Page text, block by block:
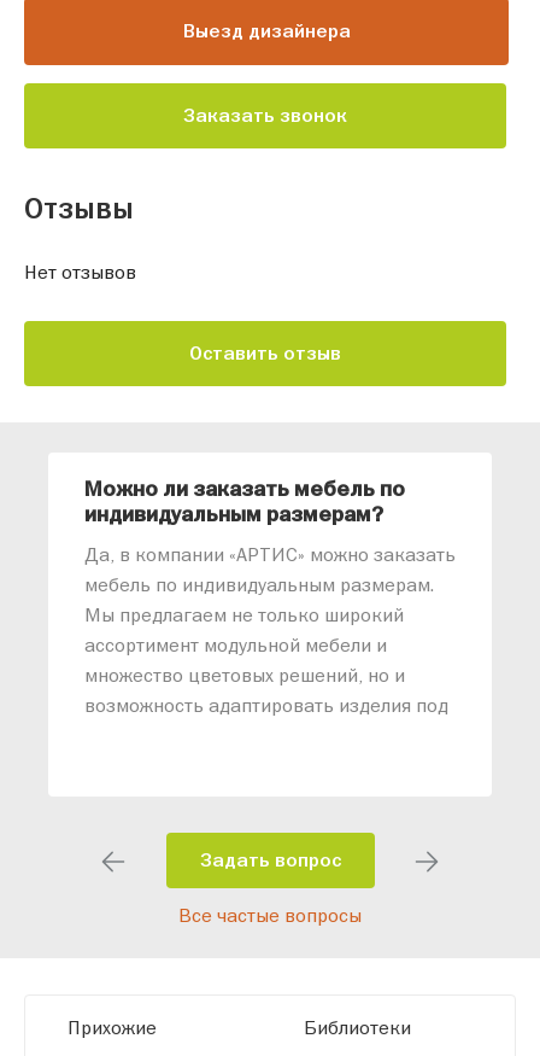
Выезд дизайнера
Заказать звонок
Отзывы
Нет отзывов
Оставить отзыв
Можно ли заказать мебель по
индивидуальным размерам?
Да, в компании «АРТИС» можно заказать
мебель по индивидуальным размерам.
Мы предлагаем не только широкий
ассортимент модульной мебели и
множество цветовых решений, но и
возможность адаптировать изделия под
помещения и личные пожелания.
Благодаря современному
высокотехнологичному оборудованию
размерам.
Задать вопрос
Все частые вопросы
Прихожие Библиотеки